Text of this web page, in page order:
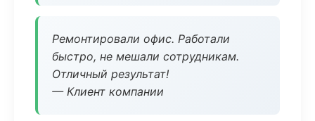
Ремонтировали офис. Работали
быстро, не мешали сотрудникам.
Отличный результат!
— Клиент компании